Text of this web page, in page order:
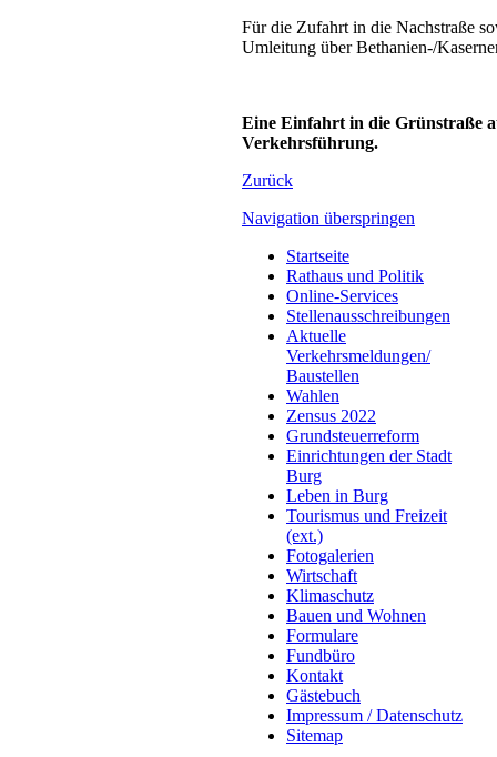
Für die Zufahrt in die Nachstraße
Umleitung über Bethanien-/
Eine Einfahrt in die Grünstraße
Verkehrsführung.
Zurück
Navigation überspringen
Startseite
Rathaus und Politik
Online-Services
Stellenausschreibungen
Aktuelle
Verkehrsmeldungen/
Baustellen
Wahlen
Zensus 2022
Grundsteuerreform
Einrichtungen der Stadt
Burg
Leben in Burg
Tourismus und Freizeit
(ext.)
Fotogalerien
Wirtschaft
Klimaschutz
Bauen und Wohnen
Formulare
Fundbüro
Kontakt
Gästebuch
Impressum / Datenschutz
Sitemap